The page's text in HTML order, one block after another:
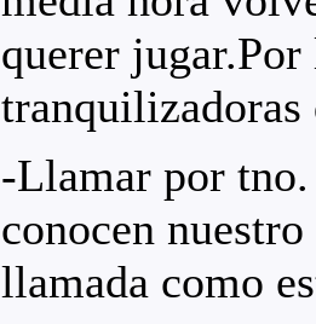
querer jugar.Por
-Llamar por tno.
conocen
llamada como